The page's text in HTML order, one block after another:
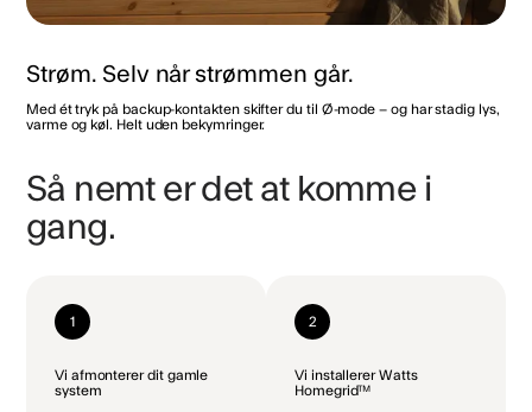
Strøm. Selv når strømmen går.
Med ét tryk på backup-kontakten skifter du til Ø-mode – og har stadig lys,
varme og køl. Helt uden bekymringer.
Så nemt er det at komme i
gang.
1
Vi afmonterer dit gamle
system
2
Vi installerer Watts
Homegrid™